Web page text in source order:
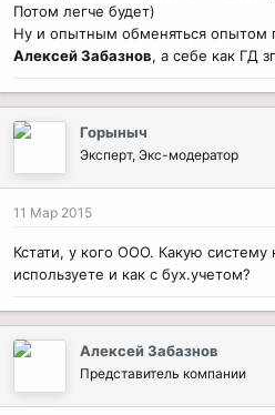
Потом легче будет)
Ну и опытным обменяться опытом
Алексей Забазнов, а себе как ГД
Горыныч
Эксперт, Экс-модератор
11 Мар 2015
Кстати, у кого ООО. Какую
используете и как с бух.учетом?
Алексей Забазнов
Представитель компании